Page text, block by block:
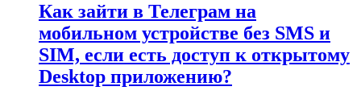
Как зайти в Телеграм на
мобильном устройстве без SMS и
SIM, если есть доступ к открытому
Desktop приложению?